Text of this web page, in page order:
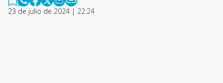
23 de julio de 2024 | 22:24